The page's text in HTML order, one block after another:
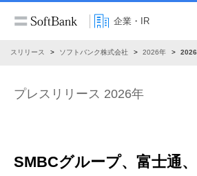
企業・IR
レスリリース ソフトバンク株式会社 2026年
プレスリリース 2026年
SMBCグループ、富士通